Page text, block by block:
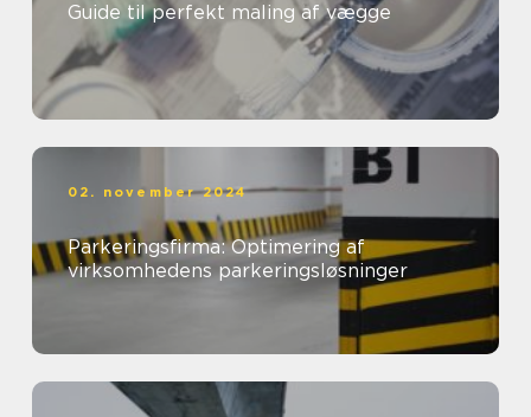
Guide til perfekt maling af vægge
02. november 2024
Parkeringsfirma: Optimering af
virksomhedens parkeringsløsninger